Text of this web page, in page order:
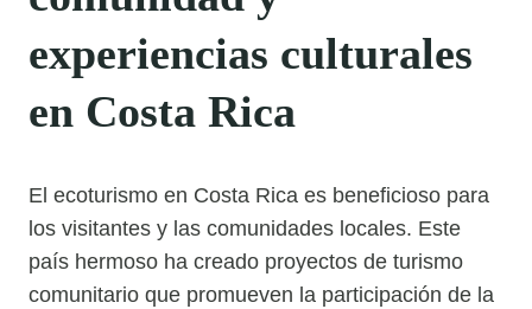
experiencias culturales
en Costa Rica
El ecoturismo en Costa Rica es beneficioso para
los visitantes y las comunidades locales. Este
país hermoso ha creado proyectos de turismo
comunitario que promueven la participación de la